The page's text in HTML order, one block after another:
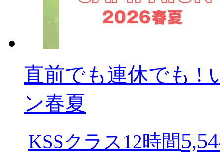
直前でも連休でも !
ン春夏
KSSクラス12時間